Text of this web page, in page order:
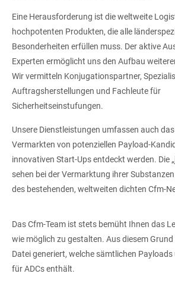
Eine Herausforderung ist die weltweite
hochpotenten Produkten, die alle
Besonderheiten erfüllen muss. Der aktive
Experten ermöglicht uns den Aufbau
Wir vermitteln Konjugationspartner,
Auftragsherstellungen und Fachleute für
Sicherheitseinstufungen.
Unsere Dienstleistungen umfassen auch
Vermarkten von potenziellen Payload-
innovativen Start-Ups entdeckt werden. Die
sehen bei der Vermarktung ihrer
des bestehenden, weltweiten dichten Cfm-
Das Cfm-Team ist stets bemüht Ihnen das
wie möglich zu gestalten. Aus diesem Grund
Datei generiert, welche sämtlichen Payloads
für ADCs enthält.